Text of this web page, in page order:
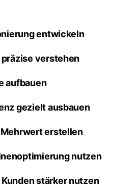
entwickeln
verstehen
aufbauen
gezielt ausbauen
erstellen
nutzen
stärker nutzen